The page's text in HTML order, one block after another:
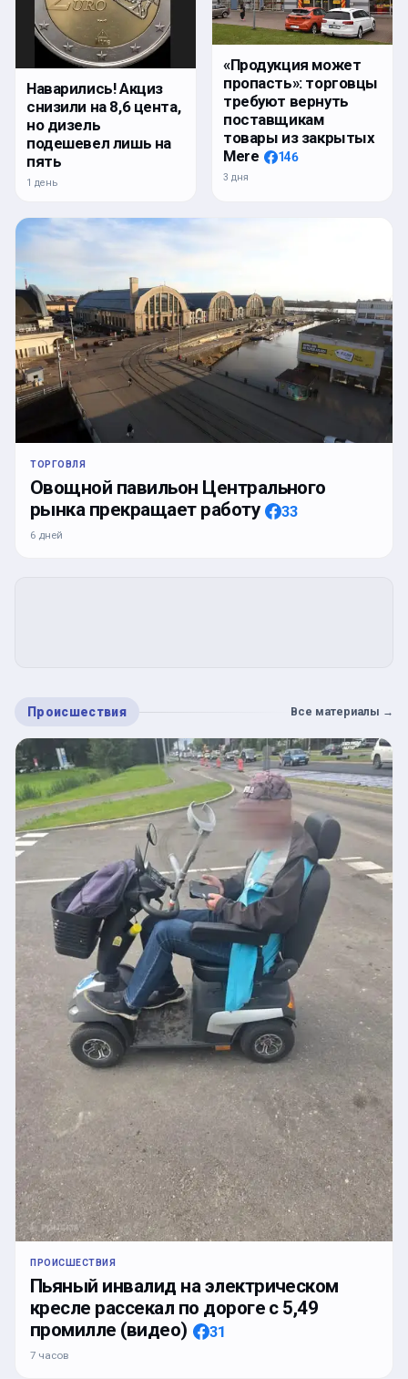
Наварились! Акциз
снизили на 8,6 цента,
но дизель
подешевел лишь на
пять
1 день
«Продукция может
пропасть»: торговцы
требуют вернуть
поставщикам
товары из закрытых
Mere
146
3 дня
ТОРГОВЛЯ
Овощной павильон Центрального
рынка прекращает работу
33
6 дней
Происшествия Все материалы →
ПРОИСШЕСТВИЯ
Пьяный инвалид на электрическом
кресле рассекал по дороге с 5,49
промилле (видео)
31
7 часов